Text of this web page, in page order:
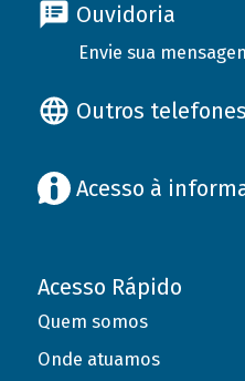
Ouvidoria
Envie sua
Outros
Acesso à
Acesso Rápido
Quem somos
Onde atuamos